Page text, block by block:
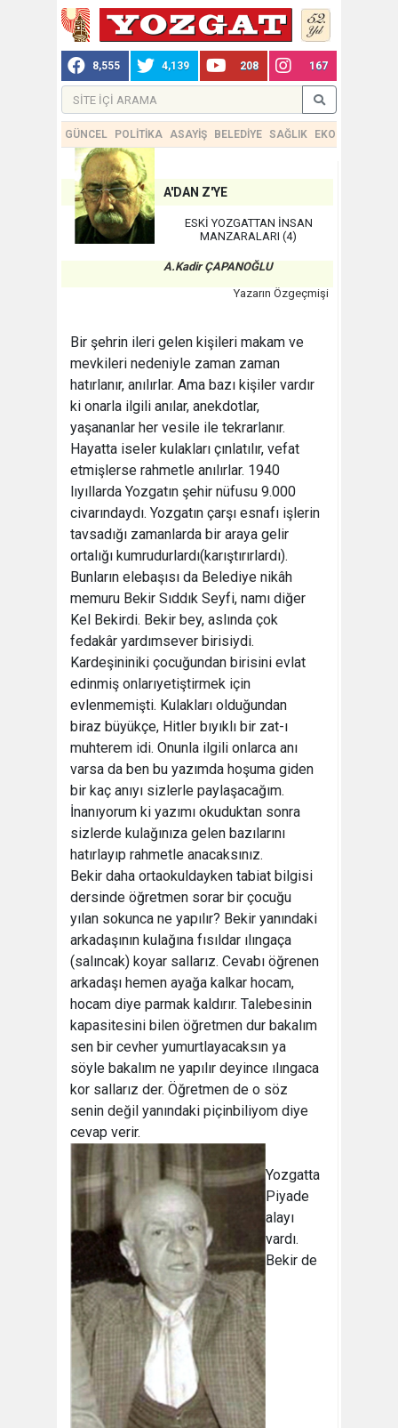
8,555 4,139 208 167
GÜNCEL POLİTİKA ASAYİŞ BELEDİYE SAĞLIK EKONOMİ
A'DAN Z'YE
ESKİ YOZGATTAN İNSAN
MANZARALARI (4)
A.Kadir ÇAPANOĞLU
Yazarın Özgeçmişi
Bir şehrin ileri gelen kişileri makam ve
mevkileri nedeniyle zaman zaman
hatırlanır, anılırlar. Ama bazı kişiler vardır
ki onarla ilgili anılar, anekdotlar,
yaşananlar her vesile ile tekrarlanır.
Hayatta iseler kulakları çınlatılır, vefat
etmişlerse rahmetle anılırlar. 1940
lıyıllarda Yozgatın şehir nüfusu 9.000
civarındaydı. Yozgatın çarşı esnafı işlerin
tavsadığı zamanlarda bir araya gelir
ortalığı kumrudurlardı(karıştırırlardı).
Bunların elebaşısı da Belediye nikâh
memuru Bekir Sıddık Seyfi, namı diğer
Kel Bekirdi. Bekir bey, aslında çok
fedakâr yardımsever birisiydi.
Kardeşininiki çocuğundan birisini evlat
edinmiş onlarıyetiştirmek için
evlenmemişti. Kulakları olduğundan
biraz büyükçe, Hitler bıyıklı bir zat-ı
muhterem idi. Onunla ilgili onlarca anı
varsa da ben bu yazımda hoşuma giden
bir kaç anıyı sizlerle paylaşacağım.
İnanıyorum ki yazımı okuduktan sonra
sizlerde kulağınıza gelen bazılarını
hatırlayıp rahmetle anacaksınız.
Bekir daha ortaokuldayken tabiat bilgisi
dersinde öğretmen sorar bir çocuğu
yılan sokunca ne yapılır? Bekir yanındaki
arkadaşının kulağına fısıldar ılıngaça
(salıncak) koyar sallarız. Cevabı öğrenen
arkadaşı hemen ayağa kalkar hocam,
hocam diye parmak kaldırır. Talebesinin
kapasitesini bilen öğretmen dur bakalım
sen bir cevher yumurtlayacaksın ya
söyle bakalım ne yapılır deyince ılıngaca
kor sallarız der. Öğretmen de o söz
senin değil yanındaki piçinbiliyom diye
cevap verir.
Yozgatta
Piyade
alayı
vardı.
Bekir de